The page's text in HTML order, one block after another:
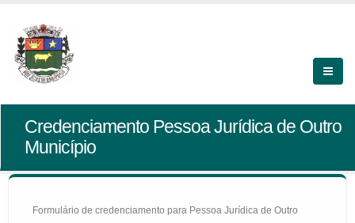
Credenciamento Pessoa Jurídica de Outro
Município
Formulário de credenciamento para Pessoa Jurídica de Outro